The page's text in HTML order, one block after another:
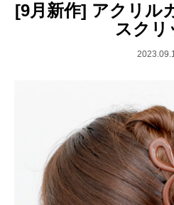
[9月新作] アクリル
スクリ